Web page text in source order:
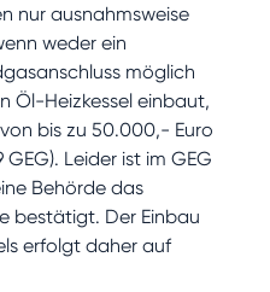
nur ausnahmsweise
weder ein
möglich
Öl-Heizkessel einbaut,
bis zu 50.000,- Euro
GEG). Leider ist im GEG
Behörde das
bestätigt. Der Einbau
erfolgt daher auf